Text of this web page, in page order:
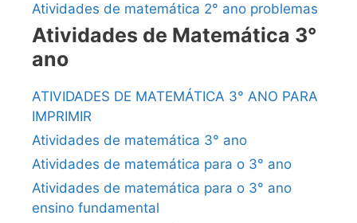
Atividades de matemática 2° ano problemas
Atividades de Matemática 3°
ano
ATIVIDADES DE MATEMÁTICA 3° ANO PARA
IMPRIMIR
Atividades de matemática 3° ano
Atividades de matemática para o 3° ano
Atividades de matemática para o 3° ano
ensino fundamental